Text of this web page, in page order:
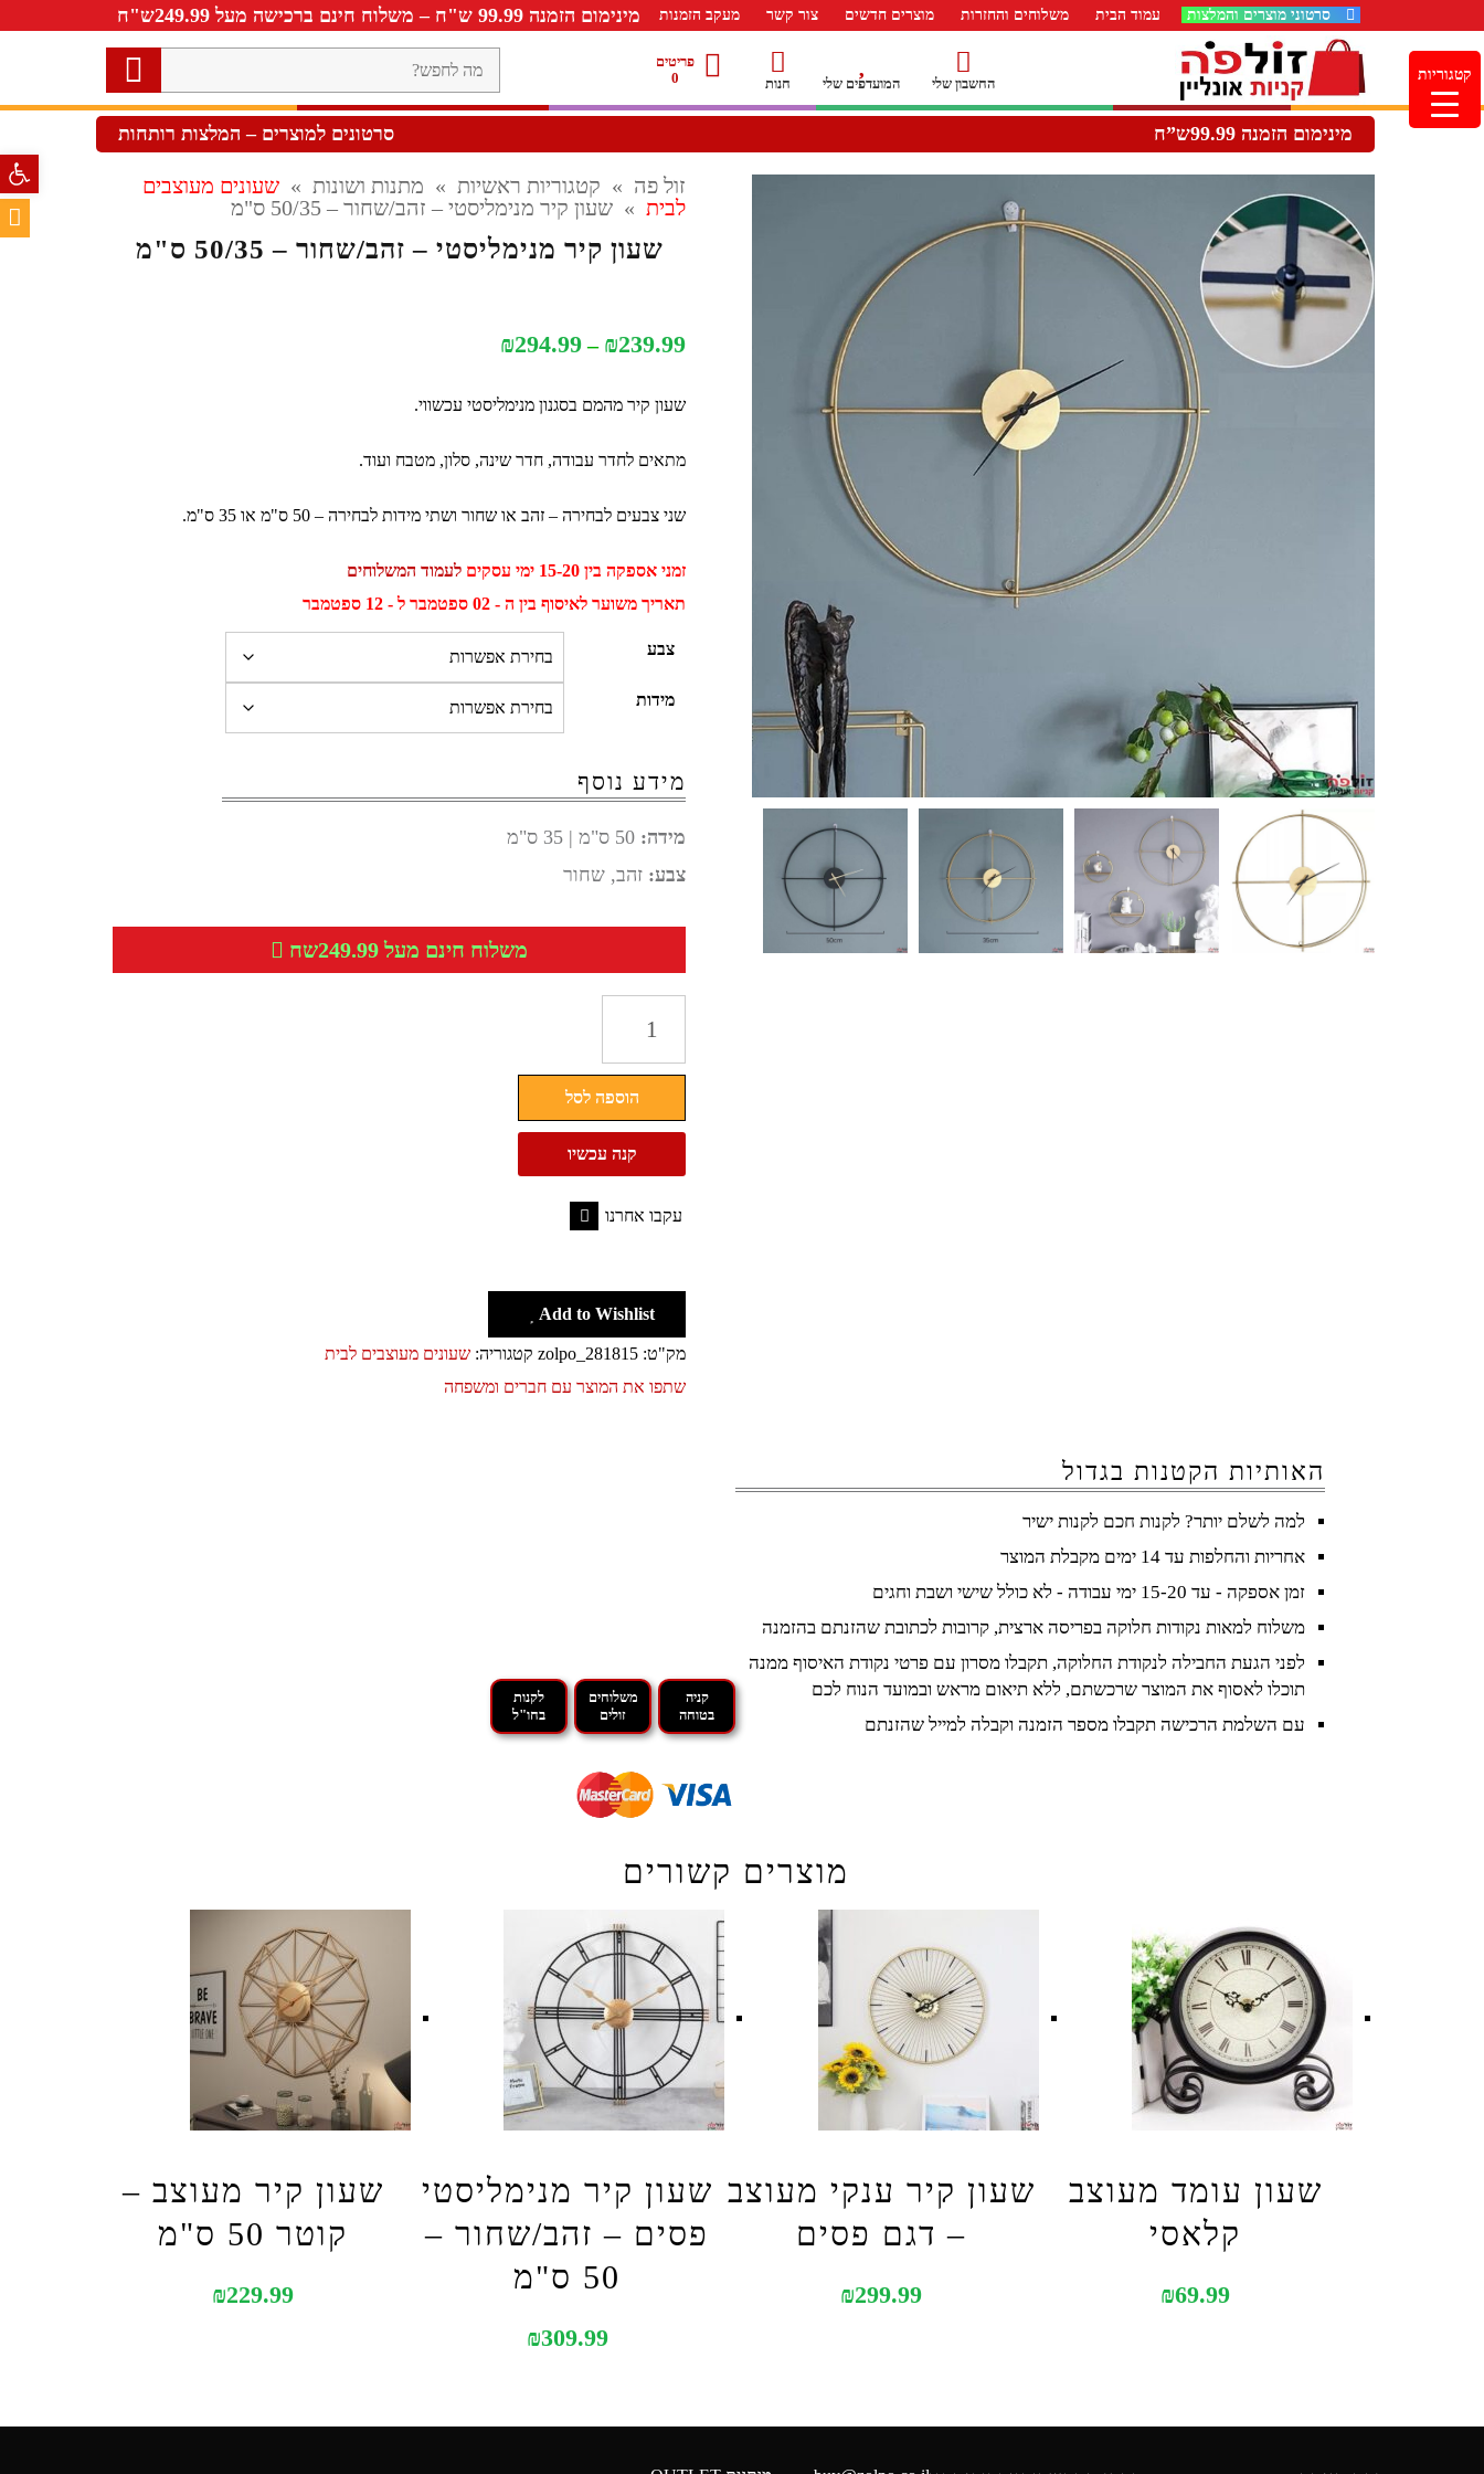
סרטוני מוצרים והמלצות עמוד הבית משלוחים והחזרות מוצרים חדשים צור קשר מעקב הזמנות מינימום הזמנה 99.99 ש"ח – משלוח חינם ברכישה מעל 249.99ש"ח
החשבון שלי המועדפים שלי חנות
פריטים
0
לחפש?
מינימום הזמנה 99.99ש”ח סרטונים למוצרים – המלצות רותחות
זול פה » קטגוריות ראשיות » מתנות ושונות » שעונים מעוצבים
לבית » שעון קיר מנימליסטי – זהב/שחור – 50/35 ס"מ
שעון קיר מנימליסטי – זהב/שחור – 50/35 ס"מ
₪239.99
–
₪294.99
עד
שעון קיר מהמם בסגנון מנימליסטי עכשווי.
מתאים לחדר עבודה, חדר שינה, סלון, מטבח ועוד.
שני צבעים לבחירה – זהב או שחור ושתי מידות לבחירה – 50 ס"מ או 35 ס"מ.
זמני אספקה בין 15-20 ימי עסקים
לעמוד המשלוחים
תאריך משוער לאיסוף בין ה - 02 ספטמבר ל - 12 ספטמבר
צבע
מידות
מידע נוסף
מידה: 50 ס"מ | 35 ס"מ
צבע: זהב, שחור
משלוח חינם מעל 249.99שח
שעון
-
זהב/שחור
הוספה לסל
קנה עכשיו
עקבו אחרנו
Add to Wishlist
מק"ט: zolpo_281815 קטגוריה: שעונים מעוצבים לבית
שתפו את המוצר עם חברים ומשפחה
האותיות הקטנות בגדול
למה לשלם יותר? לקנות חכם לקנות ישיר
אחריות והחלפות עד 14 ימים מקבלת המוצר
זמן אספקה - עד 15-20 ימי עבודה - לא כולל שישי ושבת וחגים
משלוח למאות נקודות חלוקה בפריסה ארצית, קרובות לכתובת שהזנתם בהזמנה
לפני הגעת החבילה לנקודת החלוקה, תקבלו מסרון עם פרטי נקודת האיסוף ממנה
תוכלו לאסוף את המוצר שרכשתם, ללא תיאום מראש ובמועד הנוח לכם
עם השלמת הרכישה תקבלו מספר הזמנה וקבלה למייל שהזנתם
קניה
בטוחה
משלוחים
זולים
לקנות
בחו"ל
מוצרים קשורים
שעון עומד מעוצב
קלאסי
₪69.99
שעון קיר ענקי מעוצב
– דגם פסים
₪299.99
שעון קיר מנימליסטי
פסים – זהב/שחור –
50 ס"מ
₪309.99
שעון קיר מעוצב –
קוטר 50 ס"מ
₪229.99
קטגוריות
פתח